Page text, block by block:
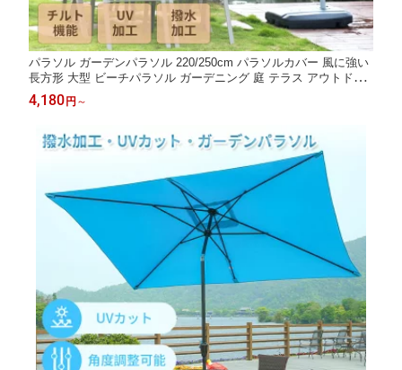
パラソル ガーデンパラソル 220/250cm パラソルカバー 風に強い
長方形 大型 ビーチパラソル ガーデニング 庭 テラス アウトドア
ビーチ キャンプ 日傘 家庭での使用 商業利用
4,180円 ～